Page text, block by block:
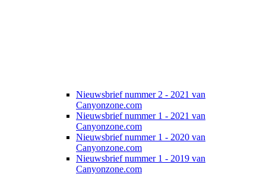
Nieuwsbrief nummer 2 - 2021 van
Canyonzone.com
Nieuwsbrief nummer 1 - 2021 van
Canyonzone.com
Nieuwsbrief nummer 1 - 2020 van
Canyonzone.com
Nieuwsbrief nummer 1 - 2019 van
Canyonzone.com